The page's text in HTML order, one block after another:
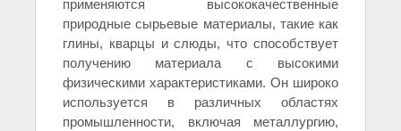
применяются высококачественные
природные сырьевые материалы, такие как
глины, кварцы и слюды, что способствует
получению материала с высокими
физическими характеристиками. Он широко
используется в различных областях
промышленности, включая металлургию,